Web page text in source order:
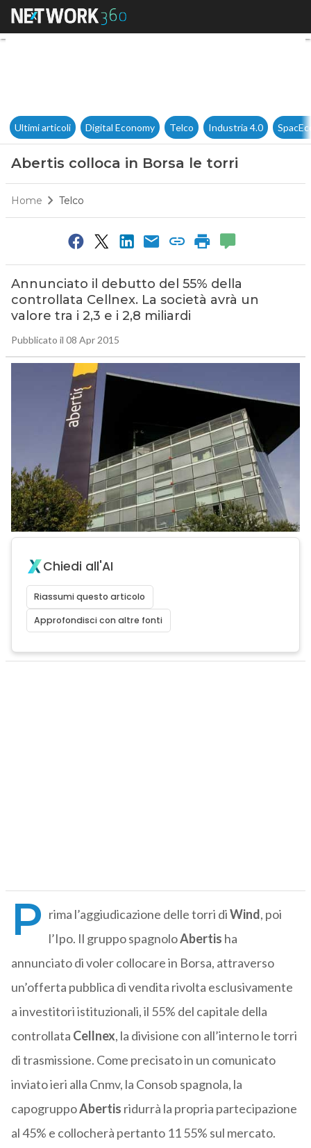
Abertis colloca in Borsa le
Ultimi articoli Digital Economy Telco Industria 4.0
Abertis colloca in Borsa le torri
Home Telco
Annunciato il debutto del 55% della
controllata Cellnex. La società avrà un
valore tra i 2,3 e i 2,8 miliardi
Pubblicato il 08 Apr 2015
Chiedi all'AI
Riassumi questo articolo
Approfondisci con altre fonti
P rima l’aggiudicazione delle torri diWind, poi
l’Ipo. Il gruppo spagnoloAbertis ha
annunciato di voler collocare in Borsa, attraverso
un’offerta pubblica di vendita rivolta esclusivamente
a investitori istituzionali, il 55% del capitale della
controllata Cellnex, la divisione con all’interno le torri
di trasmissione. Come precisato in un comunicato
inviato ieri alla Cnmv, la Consob spagnola, la
capogruppoAbertis ridurrà la propria partecipazione
al 45% e collocherà pertanto 11 55% sul mercato.